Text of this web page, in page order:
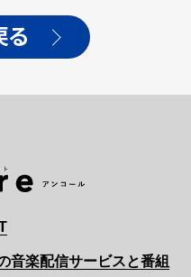
る
音楽配信サービスと番組